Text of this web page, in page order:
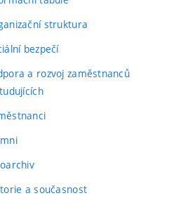
struktura
bezpečí
a rozvoj zaměstnanců
a současnost